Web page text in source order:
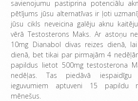
savienojumu pastiprina potenciālu
pētījums jūsu alternatīvas ir ļoti
jūsu cikls neveicina galēju aknu
vērā Testosterons Maks. Ar astoņu
10mg Dianabol divas reizes dienā,
dienā, bet tikai par pirmajām 4
papildus lietot 500mg testosterona
nedēļas. Tas piedāvā iespaidīgu
ieguvumiem aptuveni 15 papildu
mēnešus.